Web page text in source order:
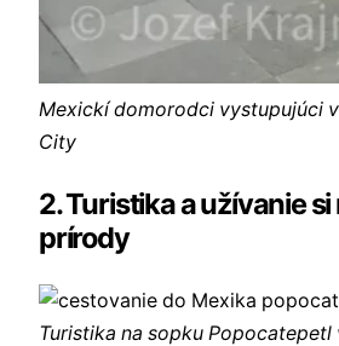
Mexickí domorodci vystupujúci
City
2. Turistika a užívanie
prírody
Turistika na sopku Popocatepetl